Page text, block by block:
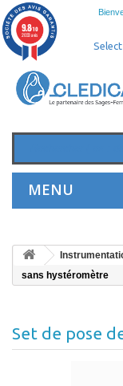
MENU
sans hystéromètre
Set de pose
9.8/10
2033 avis